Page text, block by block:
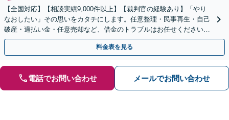
【全国対応】【相談実績9,000件以上】【裁判官の経験あり】「やり
なおしたい」その思いをカタチにします。任意整理・民事再生・自己
破産・過払い金・任意売却など、借金のトラブルはお任せください。
【初回相談無料】【全国対応可能】
料金表を見る
電話でお問い合わせ メールでお問い合わせ